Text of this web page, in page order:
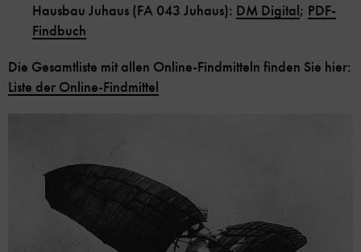
Hausbau Juhaus (FA 043 Juhaus): DM Digital; PDF-
Findbuch
Die Gesamtliste mit allen Online-Findmitteln finden Sie hier:
Liste der Online-Findmittel